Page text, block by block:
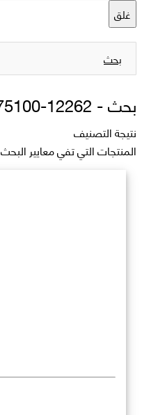
غلق
بحث
بحث - 12262-75100
نتيجة التصنيف
المنتجات التي تفي معايير البحث